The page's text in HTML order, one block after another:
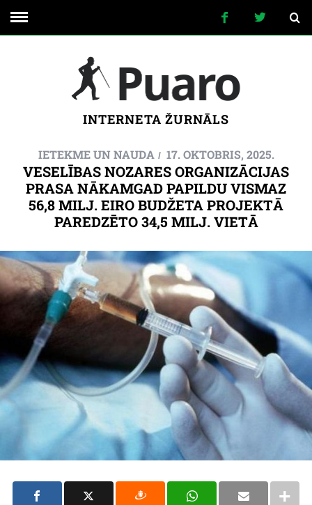
INTERNETA ŽURNĀLS
IETEKME UN NAUDA 17. OKTOBRIS, 2025.
VESELĪBAS NOZARES ORGANIZĀCIJAS
PRASA NĀKAMGAD PAPILDU VISMAZ
56,8 MILJ. EIRO BUDŽETA PROJEKTĀ
PAREDZĒTO 34,5 MILJ. VIETĀ